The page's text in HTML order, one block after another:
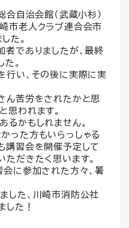
自治会館（武蔵小杉）
市老人クラブ連合会市
た。
でありましたが、最終
。
行い、その後に実際に実
ん苦労をされたかと思
思われます。
かもしれません。
った方もいらっしゃる
講習会を開催予定して
ただきたく思います。
会に参加された方々、暑
した、川崎市消防公社
した！